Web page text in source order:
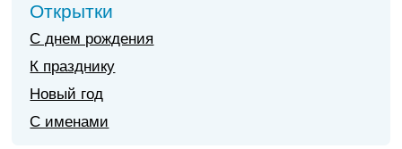
Открытки
С днем рождения
К празднику
Новый год
С именами